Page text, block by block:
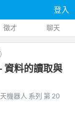
登入
徵才 聊天
資料的讀取與
機器人 系列 第20